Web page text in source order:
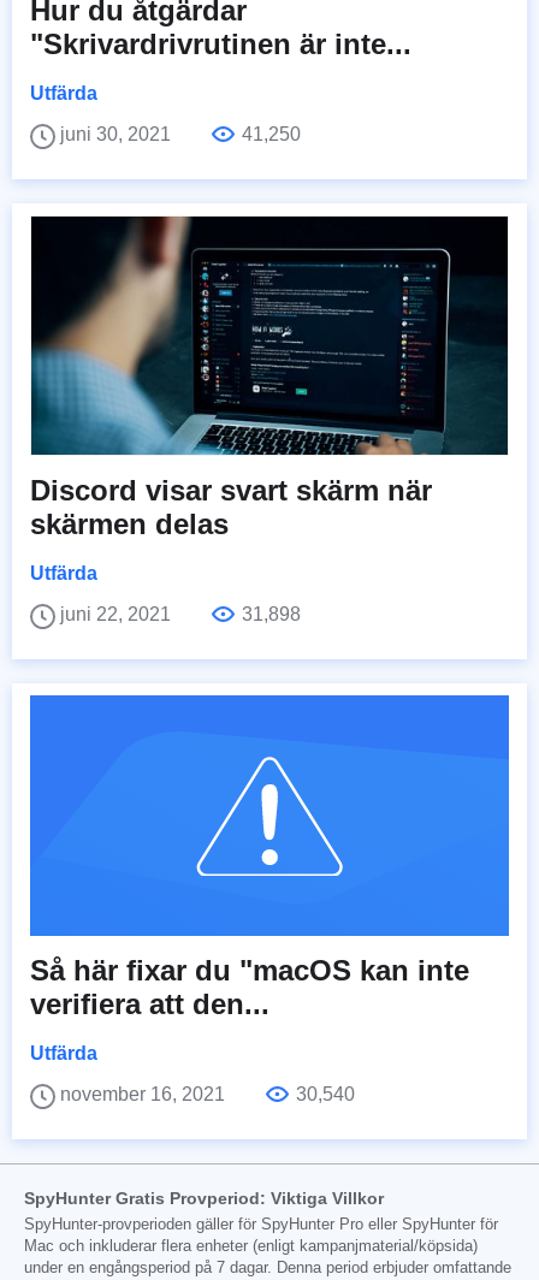
Hur du åtgärdar
"Skrivardrivrutinen är inte...
Utfärda
juni 30, 2021
41,250
Discord visar svart skärm när
skärmen delas
Utfärda
juni 22, 2021
31,898
Så här fixar du "macOS kan inte
verifiera att den...
Utfärda
november 16, 2021
30,540
SpyHunter Gratis Provperiod: Viktiga Villkor
SpyHunter-provperioden gäller för SpyHunter Pro eller SpyHunter för
Mac och inkluderar flera enheter (enligt kampanjmaterial/köpsida)
under en engångsperiod på 7 dagar. Denna period erbjuder omfattande